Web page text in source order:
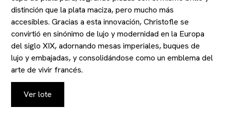
distinción que la plata maciza, pero mucho más
accesibles. Gracias a esta innovación, Christofle se
convirtió en sinónimo de lujo y modernidad en la Europa
del siglo XIX, adornando mesas imperiales, buques de
lujo y embajadas, y consolidándose como un emblema del
arte de vivir francés.
Ver lote